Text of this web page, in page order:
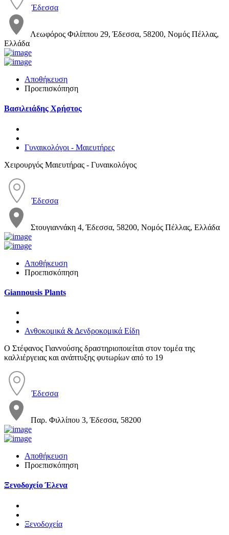
Έδεσσα
Λεωφόρος Φιλίππου 29, Έδεσσα, 58200, Νομός Πέλλας,
Ελλάδα
Αποθήκευση
Προεπισκόπηση
Βασιλειάδης Χρήστος
Γυναικολόγοι - Μαιευτήρες
Χειρουργός Μαιευτήρας - Γυναικολόγος
Έδεσσα
Στουγιαννάκη 4, Έδεσσα, 58200, Νομός Πέλλας, Ελλάδα
Αποθήκευση
Προεπισκόπηση
Giannousis Plants
Ανθοκομικά & Δενδροκομικά Είδη
O Στέφανος Γιαννούσης δραστηριοποιείται στον τομέα της
καλλιέργειας και ανάπτυξης φυτωρίων από το 19
Έδεσσα
Παρ. Φιλλίπου 3, Έδεσσα, 58200
Αποθήκευση
Προεπισκόπηση
Ξενοδοχείο Έλενα
Ξενοδοχεία